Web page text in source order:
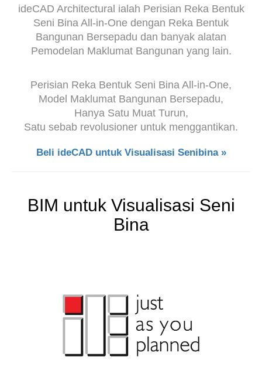
ideCAD Architectural ialah Perisian Reka Bentuk
Seni Bina All-in-One dengan Reka Bentuk
Bangunan Bersepadu dan banyak alatan
Pemodelan Maklumat Bangunan yang lain.
Perisian Reka Bentuk Seni Bina All-in-One,
Model Maklumat Bangunan Bersepadu,
Hanya Satu Muat Turun,
Satu sebab revolusioner untuk menggantikan.
Beli ideCAD untuk Visualisasi Senibina »
BIM untuk Visualisasi Seni
Bina